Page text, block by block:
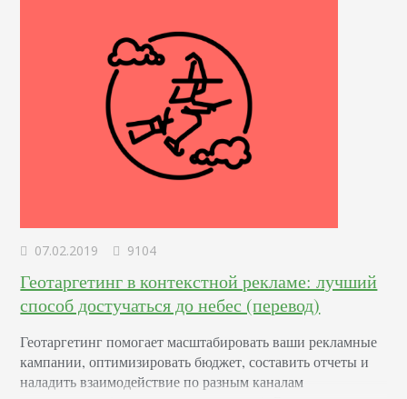
07.02.2019 9104
Геотаргетинг в контекстной рекламе: лучший
способ достучаться до небес (перевод)
Геотаргетинг помогает масштабировать ваши рекламные
кампании, оптимизировать бюджет, составить отчеты и
наладить взаимодействие по разным каналам